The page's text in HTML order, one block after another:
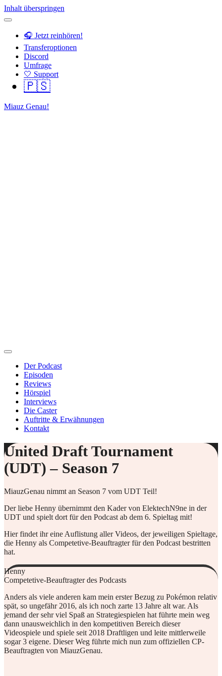
Inhalt überspringen
🎧 Jetzt reinhören!
Transferoptionen
Discord
Umfrage
🤍 Support
🇵🇸
Miauz Genau!
Der Podcast
Episoden
Reviews
Hörspiel
Interviews
Die Caster
Auftritte & Erwähnungen
Kontakt
United Draft Tournament
(UDT) – Season 7
MiauzGenau nimmt an Season 7 vom UDT Teil!
Der liebe Henny übernimmt den Kader von ElektechN9ne in der
UDT und spielt dort für den Podcast ab dem 6. Spieltag mit!
Hier findet ihr eine Auflistung aller Videos, der jeweiligen Spieltage,
die Henny als Competetive-Beauftragter für den Podcast bestritten
hat.
Henny
Competetive-Beauftragter des Podcasts
Anders als viele anderen kam mein erster Bezug zu Pokémon relativ
spät, so ungefähr 2016, als ich noch zarte 13 Jahre alt war. Als
jemand der sehr viel Spaß an Strategiespielen hat führte mein weg
dann unausweichlich in den kompetitiven Bereich dieser
Videospiele und spiele seit 2018 Draftligen und leite mittlerweile
sogar 3 eigene. Dieser Weg führte mich nun zum offiziellen CP-
Beauftragten von MiauzGenau.